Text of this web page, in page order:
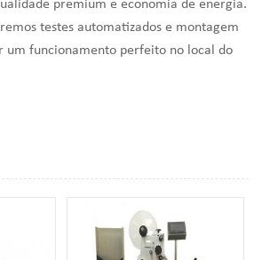
testes automatizados e montagem
um funcionamento perfeito no local do
grade